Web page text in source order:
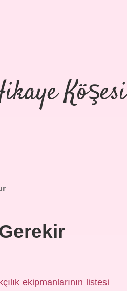
Köşesi
ekipmanlarının listesi